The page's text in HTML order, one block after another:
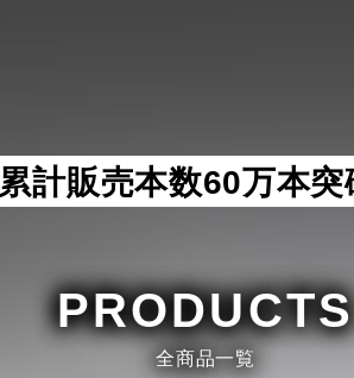
累計販売本数60万本突
PRODUCTS
全商品一覧